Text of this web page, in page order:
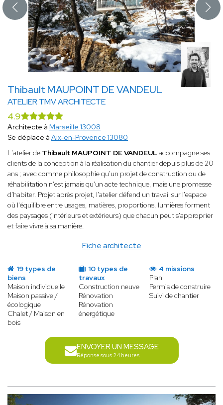
Thibault MAUPOINT DE VANDEUL
ATELIER TMV ARCHITECTE
Fiche architecte
4.9
Architecte à Marseille 13008
Se déplace à Aix-en-Provence 13080
L'atelier de Thibault MAUPOINT DE VANDEULaccompagne ses
clients de la conception à la réalisation du chantier depuis plus de 20
ans ; avec comme philosophie qu'un projet de construction ou de
réhabilitation n'est jamais qu'un acte technique, mais une promesse
d'habiter. Projet après projet, l'atelier défend un travail sur l'espace
où l'équilibre entre usages, matières, proportions, lumières forment
des paysages (intérieurs et extérieurs) que chacun peut s'approprier
et faire vivre à sa manière.
19 types de
biens
Maison individuelle
Maison passive /
écologique
Chalet / Maison en
bois
10 types de
travaux
Construction neuve
Rénovation
Rénovation
énergétique
4 missions
Plan
Permis de construire
Suivi de chantier
ENVOYER UN MESSAGE
Réponse sous 24 heures